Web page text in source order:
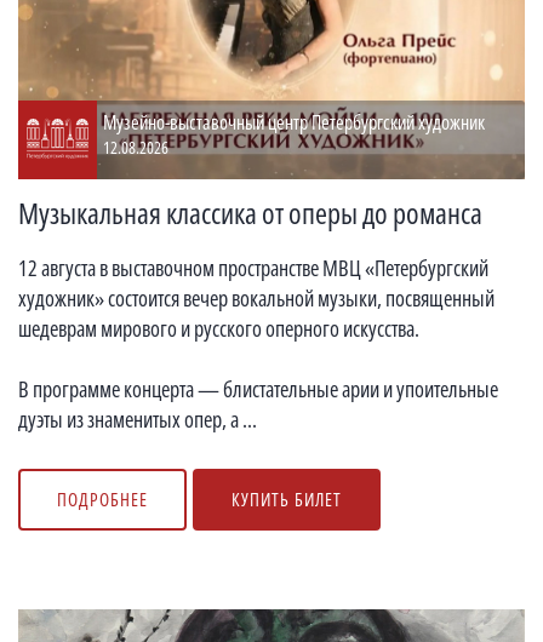
Музейно-выставочный центр Петербургский художник
12.08.2026
Музыкальная классика от оперы до романса
12 августа в выставочном пространстве МВЦ «Петербургский
художник» состоится вечер вокальной музыки, посвященный
шедеврам мирового и русского оперного искусства.
В программе концерта — блистательные арии и упоительные
дуэты из знаменитых опер, а ...
ПОДРОБНЕЕ КУПИТЬ БИЛЕТ